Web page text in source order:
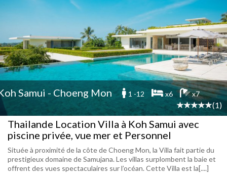
Samui - Choeng Mon 1 -12 x6 x7
(1)
Thailande Location Villa à Koh Samui avec
piscine privée, vue mer et Personnel
Située à proximité de la côte de Choeng Mon, la Villa fait partie du
prestigieux domaine de Samujana. Les villas surplombent la baie et
offrent des vues spectaculaires sur l’océan. Cette Villa est la[....]